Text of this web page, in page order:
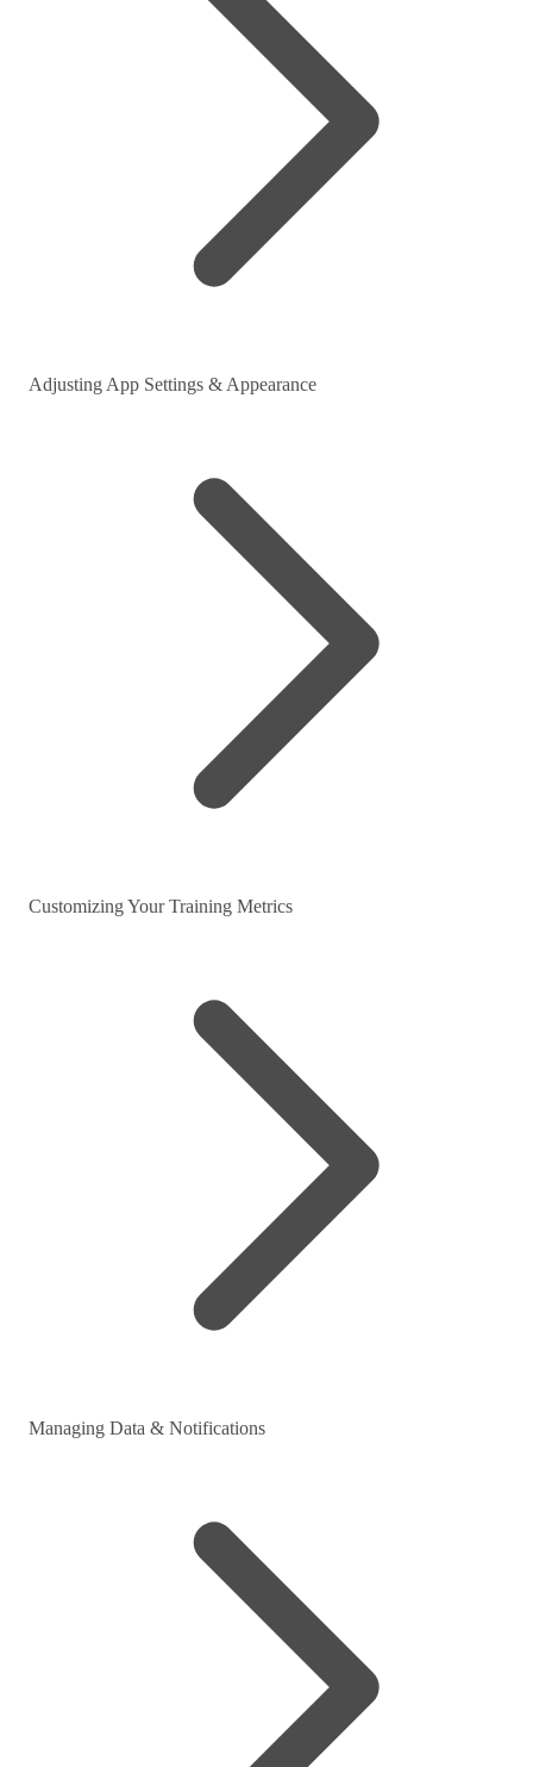
Adjusting App Settings & Appearance
Customizing Your Training Metrics
Managing Data & Notifications